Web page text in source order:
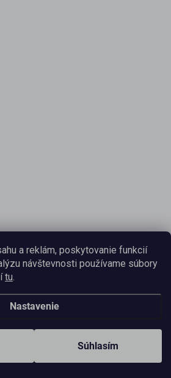
a reklám, poskytovanie funkcií
návštevnosti používame súbory
tu.
Nastavenie
Súhlasím